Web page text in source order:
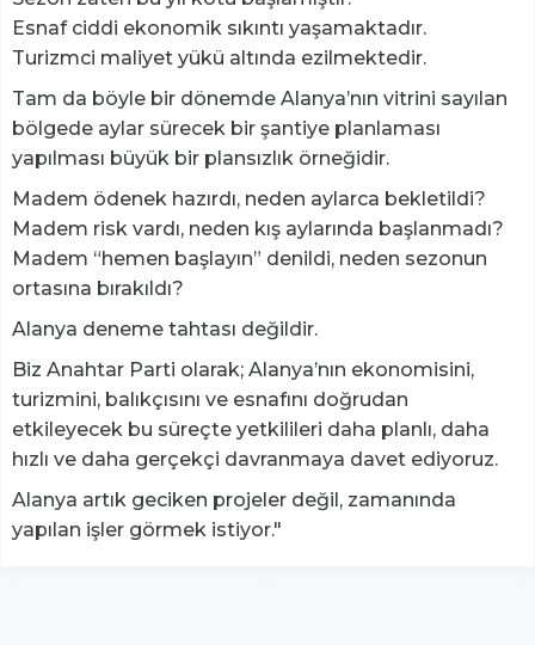
Esnaf ciddi ekonomik sıkıntı yaşamaktadır.
Turizmci maliyet yükü altında ezilmektedir.
Tam da böyle bir dönemde Alanya’nın vitrini sayılan
bölgede aylar sürecek bir şantiye planlaması
yapılması büyük bir plansızlık örneğidir.
Madem ödenek hazırdı, neden aylarca bekletildi?
Madem risk vardı, neden kış aylarında başlanmadı?
Madem “hemen başlayın” denildi, neden sezonun
ortasına bırakıldı?
Alanya deneme tahtası değildir.
Biz Anahtar Parti olarak; Alanya’nın ekonomisini,
turizmini, balıkçısını ve esnafını doğrudan
etkileyecek bu süreçte yetkilileri daha planlı, daha
hızlı ve daha gerçekçi davranmaya davet ediyoruz.
Alanya artık geciken projeler değil, zamanında
yapılan işler görmek istiyor."